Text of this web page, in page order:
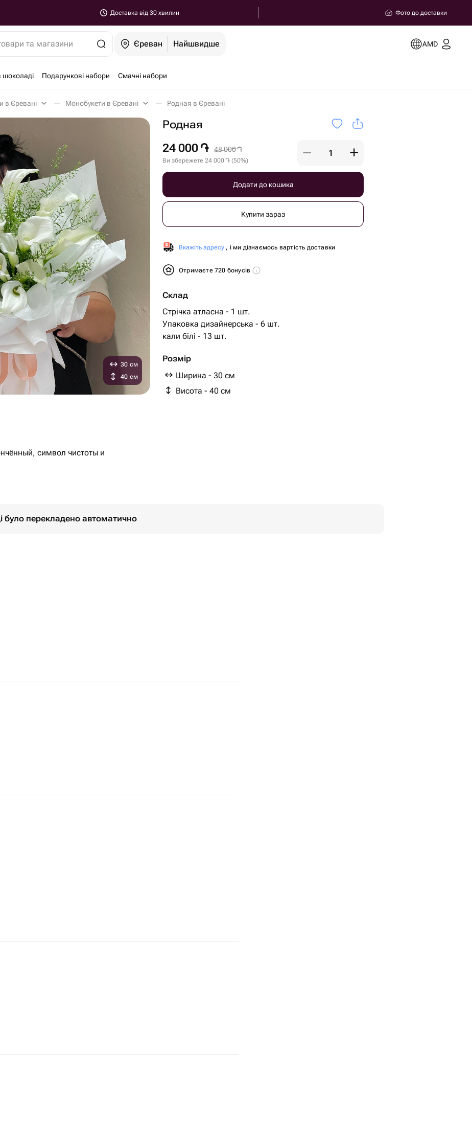
Доставка від 30 хвилин Фото до доставки
та магазини Єреван Найшвидше AMD
шоколаді Подарункові набори Смачні набори
в Єревані Монобукети в Єревані Родная в Єревані
Родная
24 000 ֏ 48 000֏
Ви збережете 24 000֏ (50%)
Додати до кошика
Купити зараз
Вкажіть адресу , і ми дізнаємось вартість доставки
Отримаєте 720 бонусів
Склад
Стрічка атласна - 1 шт.
Упаковка дизайнерська - 6 шт.
кали білі - 13 шт.
Розмір
Ширина - 30 см
Висота - 40 см
30 см
40 см
символ чистоты и
було перекладено автоматично